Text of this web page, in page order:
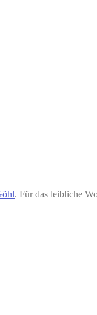
. Für das leibliche